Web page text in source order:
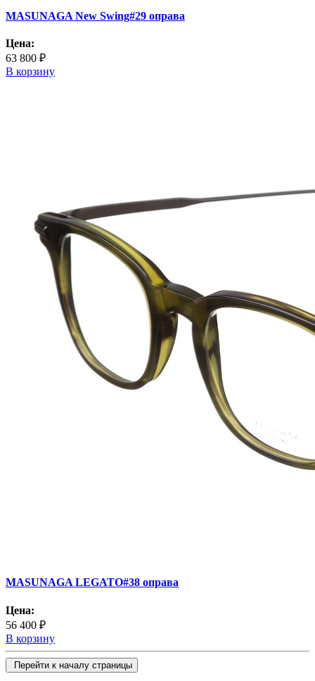
MASUNAGA New Swing#29 оправа
Цена:
63 800 ₽
В корзину
MASUNAGA LEGATO#38 оправа
Цена:
56 400 ₽
В корзину
Перейти к началу страницы